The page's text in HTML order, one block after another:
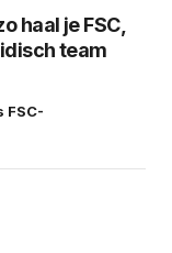
haal je FSC,
team
FSC-